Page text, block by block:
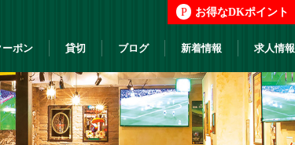
P お得なDKポイント
ーポン 貸切 ブログ 新着情報 求人情報